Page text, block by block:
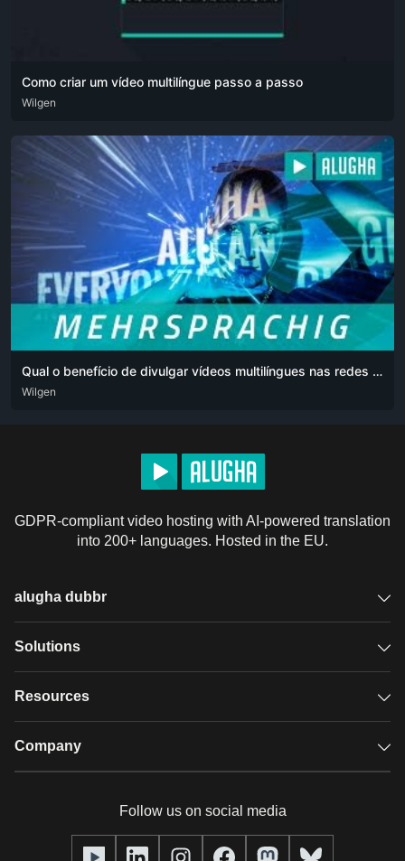
Como criar um vídeo multilíngue passo a passo
ARA DEU
Wilgen
Qual o benefício de divulgar vídeos multilíngues nas redes sociais para o seu negócio?
DEU ENG
Wilgen
GDPR-compliant video hosting with AI-powered translation
into 200+ languages. Hosted in the EU.
alugha dubbr
Overview
Glossary
Solutions
GDPR video hosting
Resources
Case studies
Company
Our team
Follow us on social media